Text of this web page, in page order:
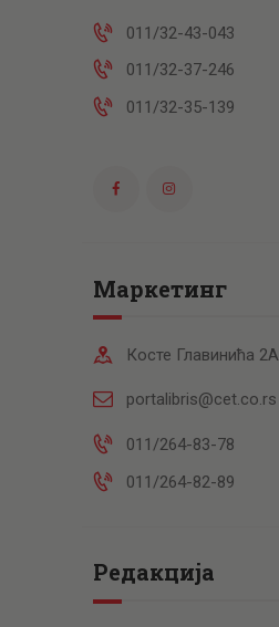
011/32-43-043
011/32-37-246
011/32-35-139
Маркетинг
Косте Главинића 2А
portalibris@cet.co.rs
011/264-83-78
011/264-82-89
Редакција